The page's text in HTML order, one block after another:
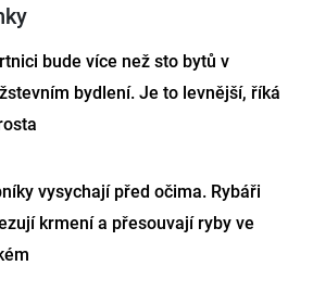
bude více než sto bytů v
bydlení. Je to levnější, říká
vysychají před očima. Rybáři
krmení a přesouvají ryby ve